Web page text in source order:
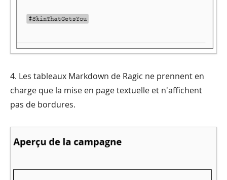
4. Les tableaux Markdown de Ragic ne prennent en
charge que la mise en page textuelle et n'affichent
pas de bordures.